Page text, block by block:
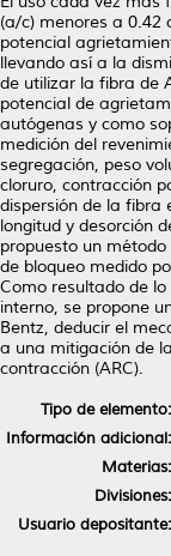
(a/c) menores a 0.42
potencial
llevando así a la
de utilizar la fibra de
potencial de
autógenas y como
medición del
segregación, peso
cloruro, contracción
dispersión de la fibra
longitud y desorción
propuesto un
de bloqueo medido
Como resultado de
interno, se propone
Bentz, deducir el
a una mitigación de
contracción (ARC).
Tipo de elemento:
Información adicional:
Materias:
Divisiones:
Usuario depositante: